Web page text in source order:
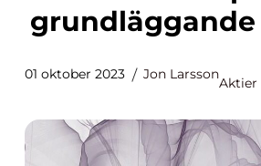
01 oktober 2023 Jon Larsson
Aktier